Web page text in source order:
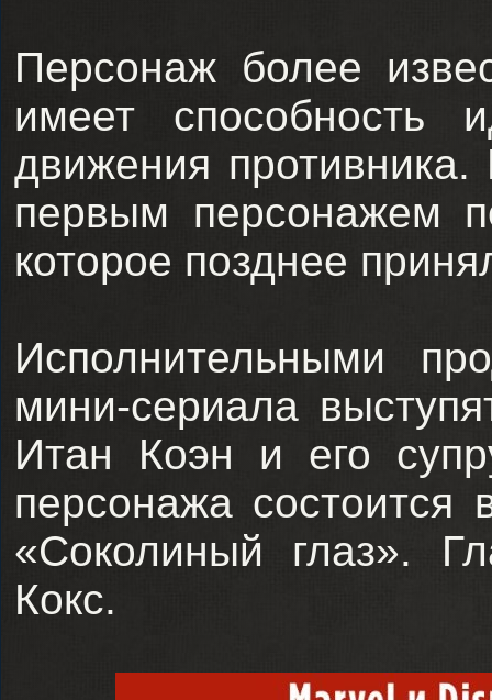
Персонаж более
имеет способность
движения
первым персонажем
которое позднее
Исполнительными
мини-сериала
Итан Коэн и его
персонажа состоится
«Соколиный глаз».
Кокс.